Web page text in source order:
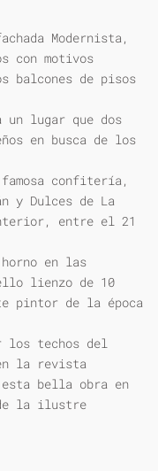
Modernista,
con motivos
de pisos
un lugar que dos
en busca de los
confitería,
y Dulces de La
entre el 21
en las
lienzo de 10
pintor de la época
los techos del
la revista
esta bella obra en
la ilustre